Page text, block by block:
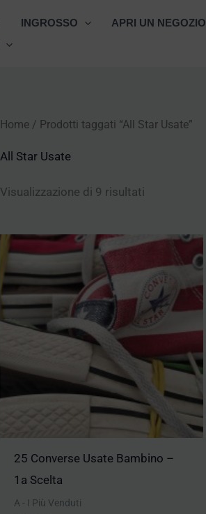
INGROSSO
APRI UN NEGOZIO
Home / Prodotti taggati “All Star Usate”
All Star Usate
Visualizzazione di 9 risultati
25 Converse Usate Bambino –
1a Scelta
A - I Più Venduti